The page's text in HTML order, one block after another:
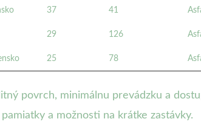
37 41
29 126
25 78
povrch, minimálnu prevádzku a
a možnosti na krátke zastávky.